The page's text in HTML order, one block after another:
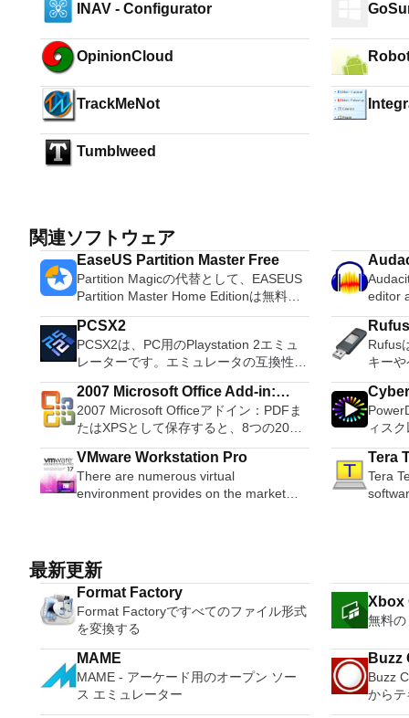
INAV - Configurator
OpinionCloud
TrackMeNot
Tumblweed
関連ソフトウェア
EaseUS Partition Master Free
Partition Magicの代替として、EASEUS
Partition Master Home Editionは無料の
オールインワンパーティションソリュー
ションおよびディスク管理ユーティリテ
ィです。パーティションの拡張（特にシ
ステムドライブ用）、ディスク領域の管
理、MBRおよびGUIDパーティションテ
ーブル（GPT）ディスクのディスク領域
不足の問題の解決を可能にします。 パ
ーティションのサイズ変更/移動システ
ムドライブを拡張するディスクとパーテ
ィションをコピーパーティションをマー
ジ分割パーティション空き領域を再分配
するダイナミックディスクの変換パーテ
editor
OS X,
Record live
Edit
sound files. Cut,
sounds
pitch
PCSX2
PCSX2は、PC用のPlaystation 2エミュ
レーターです。エミュレータの互換性率
は、プレイ可能なすべてのPS2ゲームの
80％以上を誇っています。かなり強力な
コンピューターを所有している場合、
PCSX2は優れたエミュレーターです。
また、このアプリケーションはローエン
ドコンピューターのサポートも提供する
ため、Playstation 2コンソールのすべて
の所有者は、PCで動作するゲームを見
体験をシミュレートできます。このアプ
リケーションでは、ディスクからゲーム
を直接実行することも、ハードドライブ
からISOイメージとして実行することも
できます。 主な機能は次のとおりで
す。 Savestates：ボタンを1つ押すだけ
で、ゲームの現在の「状態」を保存でき
ます。 無制限のメモリーカード：好き
Rufus
Rufus
キー
などの
ブをフ
Rufus
可能な
アを作
ンス
する必要が
Arch
Linux
Mint、
2007 Microsoft Office Add-in:
Microsoft Save as PDF or XPS
2007 Microsoft Officeアドイン：PDFま
たはXPSとして保存すると、8つの2007
Microsoft OfficeプログラムでPDFおよび
XPS形式にエクスポートして保存できま
す。このツールを使用すると、これらの
プログラムのサブセットでPDF形式およ
このダウンロードは、次のOfficeプログ
ラムで動作します。 Microsoft Office
Access 2007。 Microsoft Office Excel
2007。 Microsoft Office InfoPath
2007。 Microsoft Office OneNote
2007。 Microsoft Office PowerPoint
2007。 Microsoft Office Publisher
2007。 Microsoft Office Visio 2007。
Microsoft Office Word 2007。 2007
ィスク
オ、オ
ンツ
ても
イメントの
比類の
より
きます
4K、
ンツ
ニタ
のミ
VMware Workstation Pro
There are numerous virtual
environment provides on the market
is the easiest to use, the fastest and the
most reliable app when it comes to
evaluating a new OS, or new software
apps and patches, in an isolated and
safe virtualized environment. Key
Features include: Powerful 3D Graphics
- DirectX 10* and OpenGL 3.3 support.
VMware Compatibility - Create one;
Run anywhere on VMware software.
Tera
Tera
port connections. It also has a built-in
macro
other
include: Automatically creates
standards. Tera
最新更新
Format Factory
Format Factoryですべてのファイル形式
を変換する
Xbox
無料
MAME
MAME - アーケード用のオープン ソー
ス エミュレーター
Buzz
Buzz
からテ